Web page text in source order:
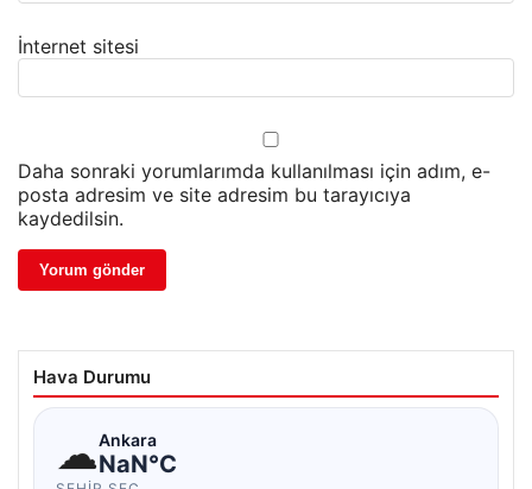
İnternet sitesi
Daha sonraki yorumlarımda kullanılması için adım, e-
posta adresim ve site adresim bu tarayıcıya
kaydedilsin.
Hava Durumu
☁Ankara
NaN°C